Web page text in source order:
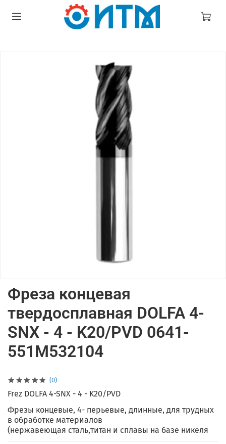
(0)
Фреза концевая
твердосплавная DOLFA 4-
SNX - 4 - K20/PVD 0641-
551M532104
Frez DOLFA 4-SNX - 4 - K20/PVD
Фрезы концевые, 4- перьевые, длинные, для трудных
в обработке материалов
(нержавеющая сталь,титан и сплавы на базе никеля